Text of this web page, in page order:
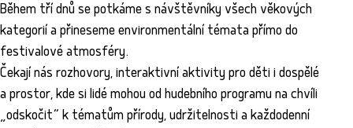
Během tří dnů se potkáme s návštěvníky všech věkových
kategorií a přineseme environmentální témata přímo do
festivalové atmosféry.
Čekají nás rozhovory, interaktivní aktivity pro děti i dospělé
a prostor, kde si lidé mohou od hudebního programu na chvíli
„odskočit“ k tématům přírody, udržitelnosti a každodenní